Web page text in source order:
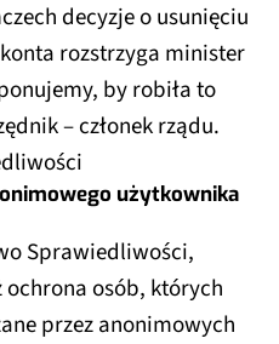
decyzje o usunięciu
rozstrzyga minister
by robiła to
– członek rządu.
użytkownika
Sprawiedliwości,
osób, których
przez anonimowych